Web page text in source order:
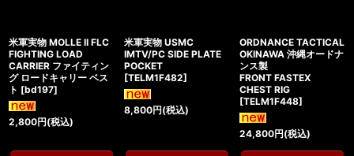
米軍実物 MOLLE II FLC
FIGHTING LOAD
CARRIER ファイティン
グ ロードキャリー ベス
ト [bd197]
2,800円(税込)
米軍実物 USMC
IMTV/PC SIDE PLATE
POCKET
[TELM1F482]
8,800円(税込)
ORDNANCE TACTICAL
OKINAWA 沖縄オードナ
ンス製
FRONT FASTEX
CHEST RIG
[TELM1F448]
24,800円(税込)